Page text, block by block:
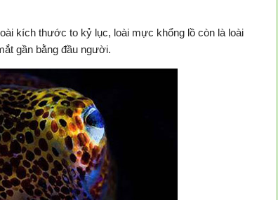
kích thước to kỷ lục, loài mực khổng lồ còn là loài
gần bằng đầu người.